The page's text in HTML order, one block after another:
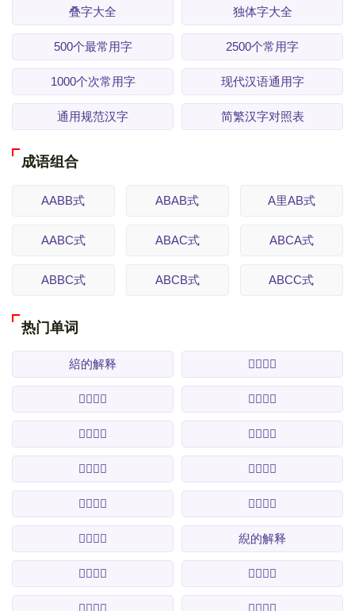
叠字大全 独体字大全
500个最常用字 2500个常用字
1000个次常用字 现代汉语通用字
通用规范汉字 简繁汉字对照表
成语组合
AABB式 ABAB式 A里AB式
AABC式 ABAC式 ABCA式
ABBC式 ABCB式 ABCC式
热门单词
䋨的解释 𩴐的解释
𩴑的解释 𩴒的解释
𩴓的解释 𩴔的解释
𩴕的解释 𩴖的解释
𩴗的解释 𩴘的解释
𩴙的解释 䋩的解释
𩴚的解释 𩴛的解释